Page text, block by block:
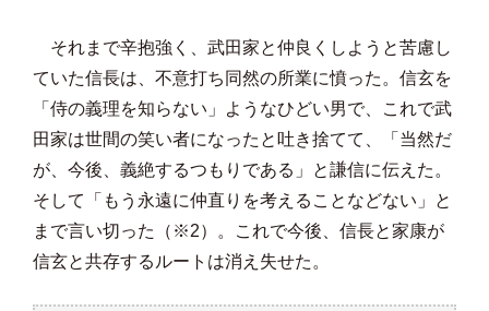
それまで辛抱強く、武田家と仲良くしようと苦慮し
ていた信長は、不意打ち同然の所業に憤った。信玄を
「侍の義理を知らない」ようなひどい男で、これで武
田家は世間の笑い者になったと吐き捨てて、「当然だ
が、今後、義絶するつもりである」と謙信に伝えた。
そして「もう永遠に仲直りを考えることなどない」と
まで言い切った（※2）。これで今後、信長と家康が
信玄と共存するルートは消え失せた。